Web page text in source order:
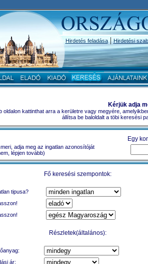
Hirdetés feladása|Hirdetési
Kérjük adja
oldalon kattinthat arra a kerületre vagy megyére,
állítsa be baloldalt a töbi keresési
Egy
adja meg az ingatlan azonosítóját
lépjen tovább)
Fő keresési szempontok:
tipusa?
Részletek(általános):
ár: